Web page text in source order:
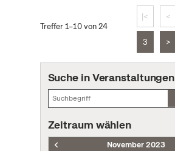
Treffer 1–10 von 24
|< <
3 >
Suche in Veranstaltungen
Zeitraum wählen
November 2023